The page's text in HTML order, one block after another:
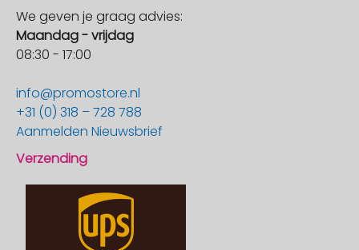
We geven je graag advies:
Maandag - vrijdag
08:30 - 17:00
info@promostore.nl
+31 (0) 318 – 728 788
Aanmelden Nieuwsbrief
Verzending